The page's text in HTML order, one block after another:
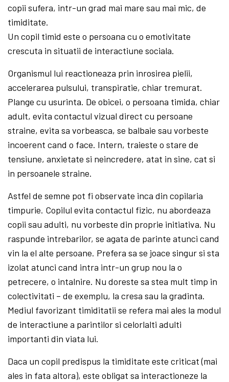
copii sufera, intr-un grad mai mare sau mai mic, de
timiditate.
Un copil timid este o persoana cu o emotivitate
crescuta in situatii de interactiune sociala.
Organismul lui reactioneaza prin inrosirea pielii,
accelerarea pulsului, transpiratie, chiar tremurat.
Plange cu usurinta. De obicei, o persoana timida, chiar
adult, evita contactul vizual direct cu persoane
straine, evita sa vorbeasca, se balbaie sau vorbeste
incoerent cand o face. Intern, traieste o stare de
tensiune, anxietate si neincredere, atat in sine, cat si
in persoanele straine.
Astfel de semne pot fi observate inca din copilaria
timpurie. Copilul evita contactul fizic, nu abordeaza
copii sau adulti, nu vorbeste din proprie initiativa. Nu
raspunde intrebarilor, se agata de parinte atunci cand
vin la el alte persoane. Prefera sa se joace singur si sta
izolat atunci cand intra intr-un grup nou la o
petrecere, o intalnire. Nu doreste sa stea mult timp in
colectivitati – de exemplu, la cresa sau la gradinta.
Mediul favorizant timiditatii se refera mai ales la modul
de interactiune a parintilor si celorlalti adulti
importanti din viata lui.
Daca un copil predispus la timiditate este criticat (mai
ales in fata altora), este obligat sa interactioneze la